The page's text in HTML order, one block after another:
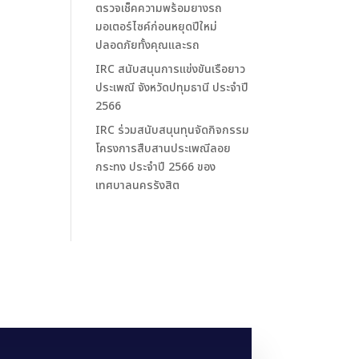
ตรวจเช็คความพร้อมยางรถ
มอเตอร์ไซค์ก่อนหยุดปีใหม่
ปลอดภัยทั้งคุณและรถ
IRC สนับสนุนการแข่งขันเรือยาว
ประเพณี จังหวัดปทุมธานี ประจำปี
2566
IRC ร่วมสนับสนุนทุนจัดกิจกรรม
โครงการสืบสานประเพณีลอย
กระทง ประจำปี 2566 ของ
เทศบาลนครรังสิต